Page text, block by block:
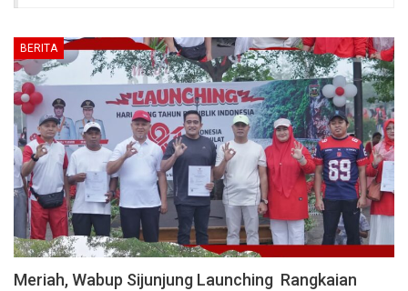
BERITA
Meriah, Wabup Sijunjung Launching Rangkaian